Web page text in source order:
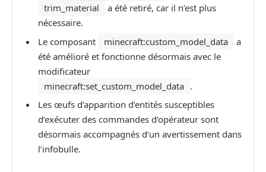
trim_material
a été retiré, car il n’est plus
nécessaire.
Le composant
minecraft:custom_model_data
a
été amélioré et fonctionne désormais avec le
modificateur
minecraft:set_custom_model_data .
Les œufs d’apparition d’entités susceptibles
d’exécuter des commandes d’opérateur sont
désormais accompagnés d’un avertissement dans
l’infobulle.